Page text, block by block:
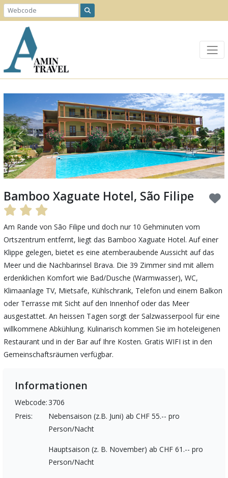
Previous Next
Bamboo Xaguate Hotel, São Filipe
Am Rande von São Filipe und doch nur 10 Gehminuten vom
Ortszentrum entfernt, liegt das Bamboo Xaguate Hotel. Auf einer
Klippe gelegen, bietet es eine atemberaubende Aussicht auf das
Meer und die Nachbarinsel Brava. Die 39 Zimmer sind mit allem
erdenklichen Komfort wie Bad/Dusche (Warmwasser), WC,
Klimaanlage TV, Mietsafe, Kühlschrank, Telefon und einem Balkon
oder Terrasse mit Sicht auf den Innenhof oder das Meer
ausgestattet. An heissen Tagen sorgt der Salzwasserpool für eine
willkommene Abkühlung. Kulinarisch kommen Sie im hoteleigenen
Restaurant und in der Bar auf Ihre Kosten. Gratis WIFI ist in den
Gemeinschaftsräumen verfügbar.
Informationen
Webcode:3706
Preis:
Nebensaison (z.B. Juni) ab CHF 55.-- pro
Person/Nacht
Hauptsaison (z. B. November) ab CHF 61.-- pro
Person/Nacht